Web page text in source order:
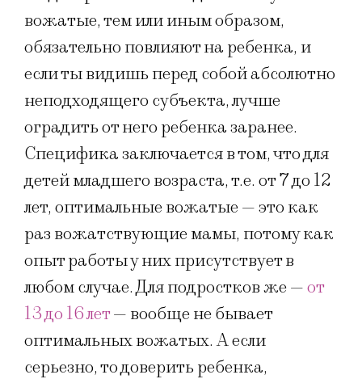
вожатые, тем или иным образом,
обязательно повлияют на ребенка, и
если ты видишь перед собой абсолютно
неподходящего субъекта, лучше
оградить от него ребенка заранее.
Специфика заключается в том, что для
детей младшего возраста, т.е. от 7 до 12
лет, оптимальные вожатые — это как
раз вожатствующие мамы, потому как
опыт работы у них присутствует в
любом случае. Для подростков же —от
13 до 16 лет— вообще не бывает
оптимальных вожатых. А если
серьезно, то доверить ребенка,